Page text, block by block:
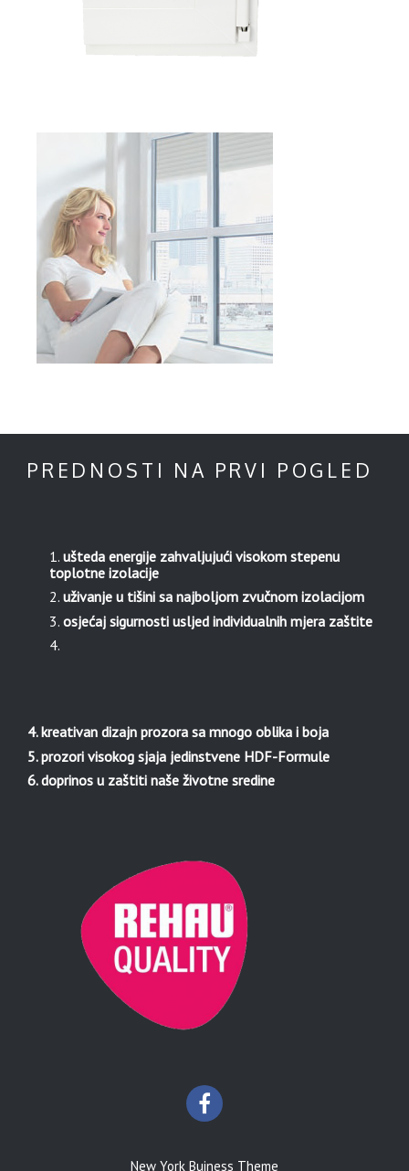
PREDNOSTI NA PRVI POGLED
ušteda energije zahvaljujući visokom stepenu
toplotne izolacije
uživanje u tišini sa najboljom zvučnom izolacijom
osjećaj sigurnosti usljed individualnih mjera zaštite
4. kreativan dizajn prozora sa mnogo oblika i boja
5. prozori visokog sjaja jedinstvene HDF-Formule
6. doprinos u zaštiti naše životne sredine
New York Buiness Theme